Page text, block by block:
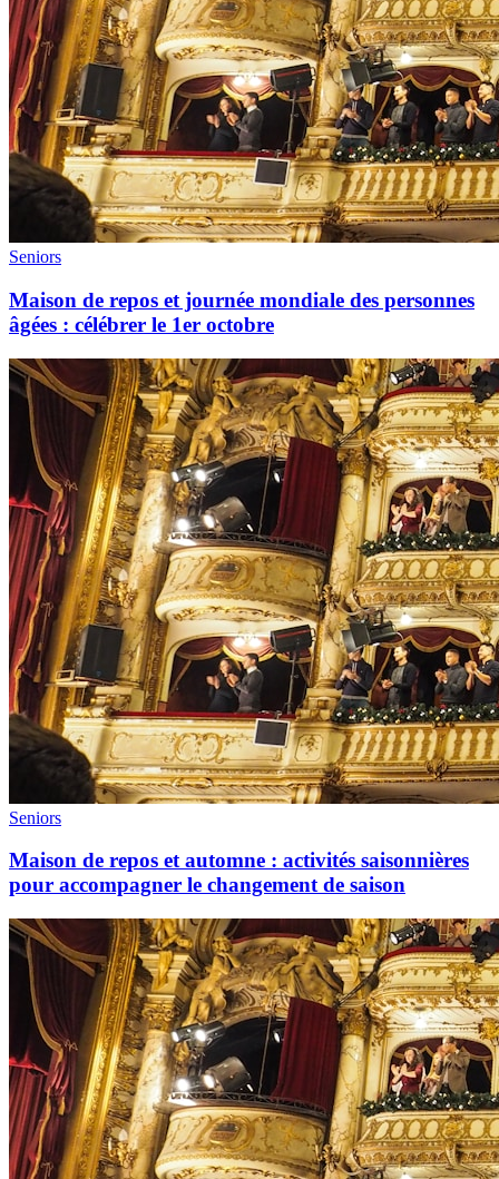
Seniors
Maison de repos et journée mondiale des personnes
âgées : célébrer le 1er octobre
Seniors
Maison de repos et automne : activités saisonnières
pour accompagner le changement de saison